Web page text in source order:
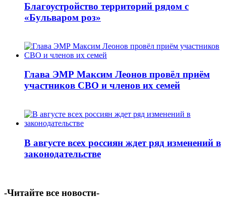
Благоустройство территорий рядом с
«Бульваром роз»
Глава ЭМР Максим Леонов провёл приём
участников СВО и членов их семей
В августе всех россиян ждет ряд изменений в
законодательстве
-Читайте все новости-